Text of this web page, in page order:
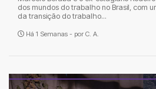
dos mundos do trabalho no Brasil, com
da transição do trabalho...
Há 1 Semanas - por C. A.